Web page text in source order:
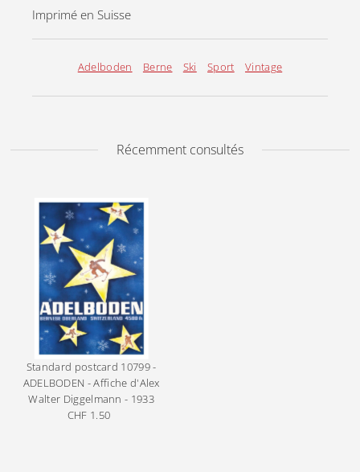
Imprimé en Suisse
Adelboden Berne Ski Sport Vintage
Récemment consultés
Standard postcard 10799 -
ADELBODEN - Affiche d'Alex
Walter Diggelmann - 1933
Prix
CHF 1.50